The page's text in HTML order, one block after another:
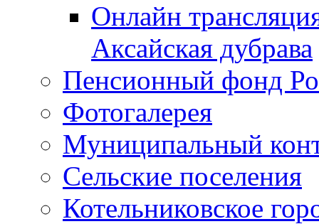
Онлайн
Аксайская дубрава
Пенсионный фонд
Фотогалерея
Муниципальный
Сельские поселения
Котельниковское